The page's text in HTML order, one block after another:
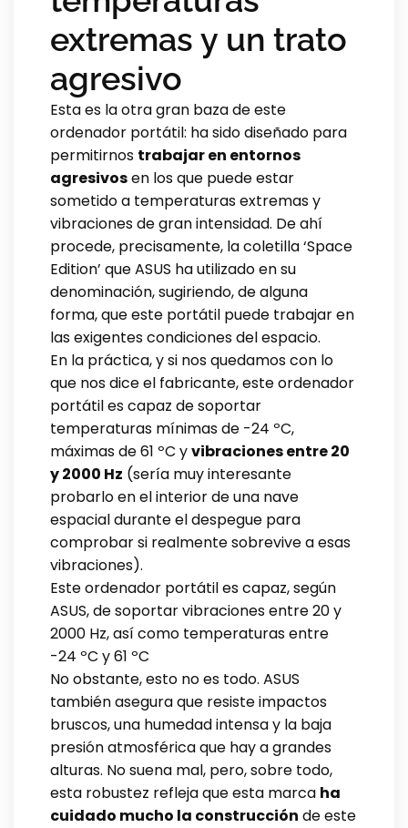
extremas y un trato
agresivo
Esta es la otra gran baza de este
ordenador portátil: ha sido diseñado para
permitirnos trabajar en entornos
agresivosen los que puede estar
sometido a temperaturas extremas y
vibraciones de gran intensidad. De ahí
procede, precisamente, la coletilla ‘Space
Edition’ que ASUS ha utilizado en su
denominación, sugiriendo, de alguna
forma, que este portátil puede trabajar en
las exigentes condiciones del espacio.
En la práctica, y si nos quedamos con lo
que nos dice el fabricante, este ordenador
portátil es capaz de soportar
temperaturas mínimas de -24 ºC,
máximas de 61 ºC yvibraciones entre 20
y 2000 Hz (sería muy interesante
probarlo en el interior de una nave
espacial durante el despegue para
comprobar si realmente sobrevive a esas
vibraciones).
Este ordenador portátil es capaz, según
ASUS, de soportar vibraciones entre 20 y
2000 Hz, así como temperaturas entre
-24 ºC y 61 ºC
No obstante, esto no es todo. ASUS
también asegura que resiste impactos
bruscos, una humedad intensa y la baja
presión atmosférica que hay a grandes
alturas. No suena mal, pero, sobre todo,
esta robustez refleja que esta marca ha
cuidado mucho la construcción de este